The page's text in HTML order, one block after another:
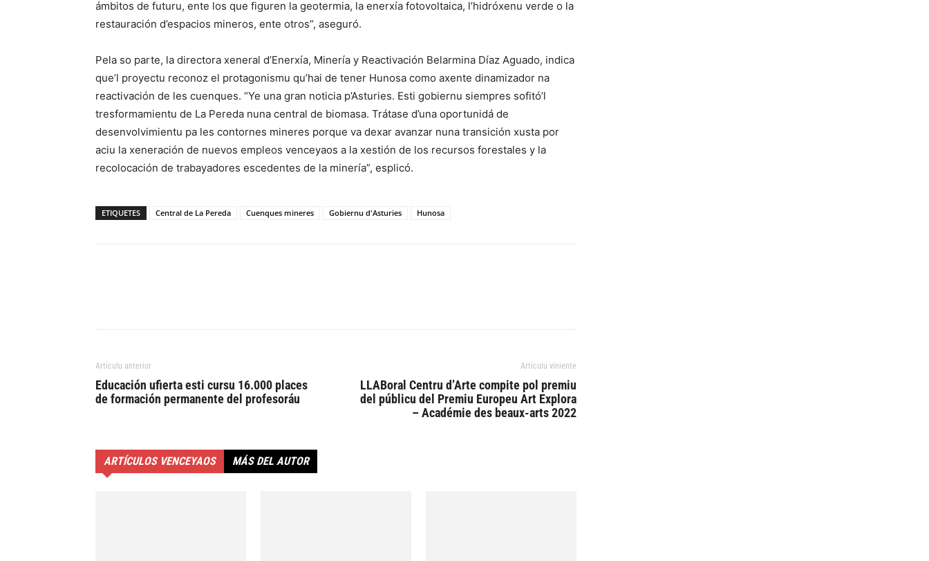
ámbitos de futuru, ente los que figuren la geotermia, la enerxía fotovoltaica, l’hidróxenu verde o la
restauración d’espacios mineros, ente otros”, aseguró.
Pela so parte, la directora xeneral d’Enerxía, Minería y Reactivación Belarmina Díaz Aguado, indica
que’l proyectu reconoz el protagonismu qu’hai de tener Hunosa como axente dinamizador na
reactivación de les cuenques. “Ye una gran noticia p’Asturies. Esti gobiernu siempres sofitó’l
tresformamientu de La Pereda nuna central de biomasa. Trátase d’una oportunidá de
desenvolvimientu pa les contornes mineres porque va dexar avanzar nuna transición xusta por
aciu la xeneración de nuevos empleos venceyaos a la xestión de los recursos forestales y la
recolocación de trabayadores escedentes de la minería”, esplicó.
ETIQUETES Central de La Pereda Cuenques mineres Gobiernu d'Asturies Hunosa
Artículu anterior
Educación ufierta esti cursu 16.000 places
de formación permanente del profesoráu
Artículu viniente
LLABoral Centru d’Arte compite pol premiu
del públicu del Premiu Europeu Art Explora
– Académie des beaux-arts 2022
ARTÍCULOS VENCEYAOS MÁS DEL AUTOR